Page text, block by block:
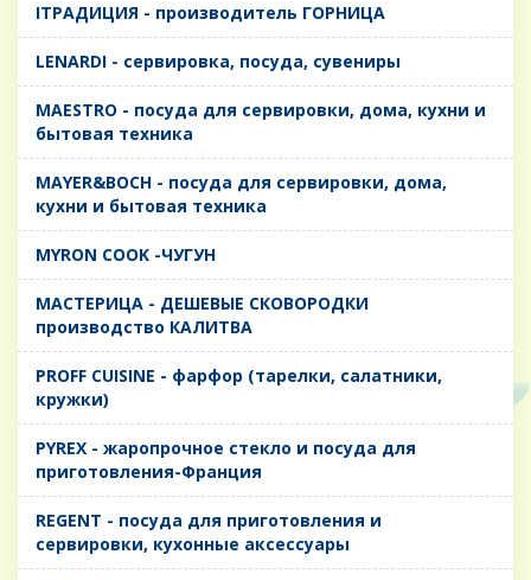
IТРАДИЦИЯ - производитель ГОРНИЦА
LENARDI - сервировка, посуда, сувениры
MAESTRO - посуда для сервировки, дома, кухни и
бытовая техника
MAYER&BOCH - посуда для сервировки, дома,
кухни и бытовая техника
MYRON COOK -ЧУГУН
MАСТЕРИЦА - ДЕШЕВЫЕ СКОВОРОДКИ
производство КАЛИТВА
PROFF CUISINE - фарфор (тарелки, салатники,
кружки)
PYREX - жаропрочное стекло и посуда для
приготовления-Франция
REGENT - посуда для приготовления и
сервировки, кухонные аксессуары